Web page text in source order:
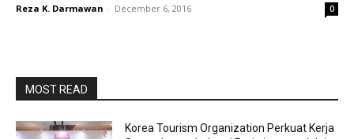
Reza K. Darmawan - December 6, 2016 0
MOST READ
Korea Tourism Organization Perkuat Kerja